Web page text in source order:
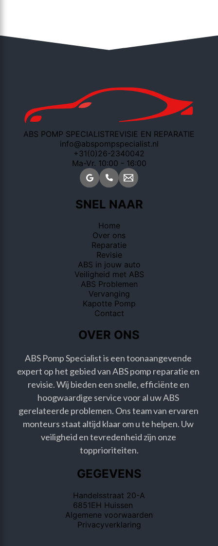
ABS POMP SPECIALISTREVISIE EN REPARATIE
info@abspompspecialist.nl
+31(0)26-2340042
Ma-Vr. 10:00 - 16:00
SNEL NAAR
Home
Over ons
Reparatie
Revisie
ABS in jouw auto
Veiligheid met ABS
ABS Problemen
Vervanging
Kapotte Pomp
Contact
OVER ONS
ABS Pomp Specialist is een toonaangevende
expert op het gebied van ABS pomp reparatie en
revisie. Wij bieden een snelle, efficiënte en
hoogwaardige service voor al uw ABS
gerelateerde problemen. Ons team van ervaren
monteurs staat altijd klaar om u te helpen. Uw
veiligheid en tevredenheid zijn onze
topprioriteiten.
GEGEVENS
Handelsstraat 20-A
6851EH Huissen
Algemene voorwaarden
Privacyverklaring